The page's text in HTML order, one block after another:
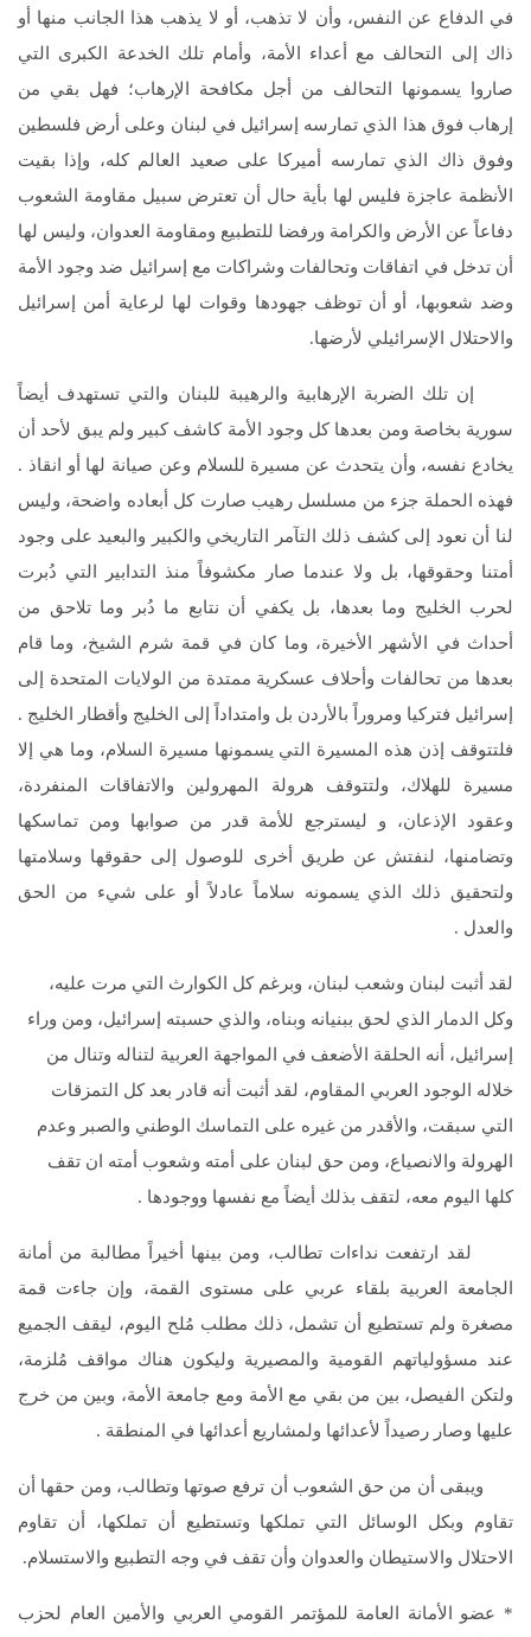
في الدفاع عن النفس، وأن لا تذهب، أو لا يذهب هذا الجانب منها أو
ذاك إلى التحالف مع أعداء الأمة، وأمام تلك الخدعة الكبرى التي
صاروا يسمونها التحالف من أجل مكافحة الإرهاب؛ فهل بقي من
إرهاب فوق هذا الذي تمارسه إسرائيل في لبنان وعلى أرض فلسطين
وفوق ذاك الذي تمارسه أميركا على صعيد العالم كله، وإذا بقيت
الأنظمة عاجزة فليس لها بأية حال أن تعترض سبيل مقاومة الشعوب
دفاعاً عن الأرض والكرامة ورفضا للتطبيع ومقاومة العدوان، وليس لها
أن تدخل في اتفاقات وتحالفات وشراكات مع إسرائيل ضد وجود الأمة
وضد شعوبها، أو أن توظف جهودها وقوات لها لرعاية أمن إسرائيل
والاحتلال الإسرائيلي لأرضها.
إن تلك الضربة الإرهابية والرهيبة للبنان والتي تستهدف أيضاً
سورية بخاصة ومن بعدها كل وجود الأمة كاشف كبير ولم يبق لأحد أن
يخادع نفسه، وأن يتحدث عن مسيرة للسلام وعن صيانة لها أو انقاذ .
فهذه الحملة جزء من مسلسل رهيب صارت كل أبعاده واضحة، وليس
لنا أن نعود إلى كشف ذلك التآمر التاريخي والكبير والبعيد على وجود
أمتنا وحقوقها، بل ولا عندما صار مكشوفاً منذ التدابير التي دُبرت
لحرب الخليج وما بعدها، بل يكفي أن نتابع ما دُبر وما تلاحق من
أحداث في الأشهر الأخيرة، وما كان في قمة شرم الشيخ، وما قام
بعدها من تحالفات وأحلاف عسكرية ممتدة من الولايات المتحدة إلى
إسرائيل فتركيا ومروراً بالأردن بل وامتداداً إلى الخليج وأقطار الخليج .
فلتتوقف إذن هذه المسيرة التي يسمونها مسيرة السلام، وما هي إلا
مسيرة للهلاك، ولتتوقف هرولة المهرولين والاتفاقات المنفردة،
وعقود الإذعان، و ليسترجع للأمة قدر من صوابها ومن تماسكها
وتضامنها، لنفتش عن طريق أخرى للوصول إلى حقوقها وسلامتها
ولتحقيق ذلك الذي يسمونه سلاماً عادلاً أو على شيء من الحق
والعدل .
لقد أثبت لبنان وشعب لبنان، وبرغم كل الكوارث التي مرت عليه،
وكل الدمار الذي لحق ببنيانه وبناه، والذي حسبته إسرائيل، ومن وراء
إسرائيل، أنه الحلقة الأضعف في المواجهة العربية لتناله وتنال من
خلاله الوجود العربي المقاوم، لقد أثبت أنه قادر بعد كل التمزقات
التي سبقت، والأقدر من غيره على التماسك الوطني والصبر وعدم
الهرولة والانصياع، ومن حق لبنان على أمته وشعوب أمته ان تقف
كلها اليوم معه، لتقف بذلك أيضاً مع نفسها ووجودها .
لقد ارتفعت نداءات تطالب، ومن بينها أخيراً مطالبة من أمانة
الجامعة العربية بلقاء عربي على مستوى القمة، وإن جاءت قمة
مصغرة ولم تستطيع أن تشمل، ذلك مطلب مُلح اليوم، ليقف الجميع
عند مسؤولياتهم القومية والمصيرية وليكون هناك مواقف مُلزمة،
ولتكن الفيصل، بين من بقي مع الأمة ومع جامعة الأمة، وبين من خرج
عليها وصار رصيداً لأعدائها ولمشاريع أعدائها في المنطقة .
ويبقى أن من حق الشعوب أن ترفع صوتها وتطالب، ومن حقها أن
تقاوم وبكل الوسائل التي تملكها وتستطيع أن تملكها، أن تقاوم
الاحتلال والاستيطان والعدوان وأن تقف في وجه التطبيع والاستسلام.
* عضو الأمانة العامة للمؤتمر القومي العربي والأمين العام لحزب